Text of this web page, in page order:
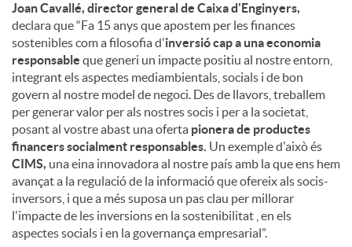
Joan Cavallé, director general de Caixa d'Enginyers,
declara que “Fa 15 anys que apostem per les finances
sostenibles com a filosofia d'inversió cap a una economia
responsable que generi un impacte positiu al nostre entorn,
integrant els aspectes mediambientals, socials i de bon
govern al nostre model de negoci. Des de llavors, treballem
per generar valor per als nostres socis i per a la societat,
posant al vostre abast una oferta pionera de productes
financers socialment responsables. Un exemple d'això és
CIMS, una eina innovadora al nostre país amb la que ens hem
avançat a la regulació de la informació que ofereix als socis-
inversors, i que a més suposa un pas clau per millorar
l'impacte de les inversions en la sostenibilitat , en els
aspectes socials i en la governança empresarial”.